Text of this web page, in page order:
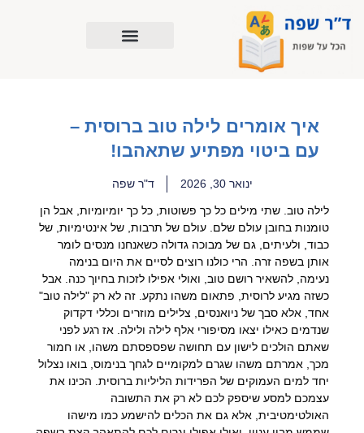
לתוכן
איך אומרים לילה טוב ברוסית –
עם ביטוי מפתיע שתאהבו!
ינואר 30, 2026 ד"ר שפה
לילה טוב. שתי מילים כל כך פשוטות, כל כך יומיומיות, אבל הן
טומנות בחובן עולם שלם. עולם של תרבות, של אינטימיות, של
כבוד, ולעיתים, גם של מבוכה גדולה כשאנחנו מנסים לומר
אותן בשפה זרה. הרי כולנו רוצים לסיים את היום בנימה
נעימה, להשאיר רושם טוב, ואולי אפילו לזכות בחיוך כנה. אבל
כשזה מגיע לרוסית, פתאום משהו נתקע. זה לא רק "לילה טוב"
אחד, אלא סבך של ניואנסים, צלילים מוזרים וכללי דקדוק
שנדמים כאילו יצאו מסיפורי אלף לילה ולילה. אז רגע לפני
שאתם הולכים לישון עם תחושה שפספסתם משהו, או חמור
מכך, אמרתם משהו שגרם למקומיים לגחך בנימוס, בואו נצלול
יחד למים העמוקים של הפרידות הליליות ברוסית. הכינו את
עצמכם למסע שיספק לכם לא רק את התשובה
האולטימטיבית, אלא גם את הכלים להישמע כמו מישהו